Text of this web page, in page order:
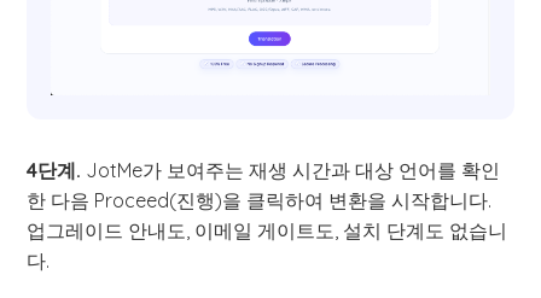
4단계. JotMe가 보여주는 재생 시간과 대상 언어를 확인
한 다음 Proceed(진행)을 클릭하여 변환을 시작합니다.
업그레이드 안내도, 이메일 게이트도, 설치 단계도 없습니
다.